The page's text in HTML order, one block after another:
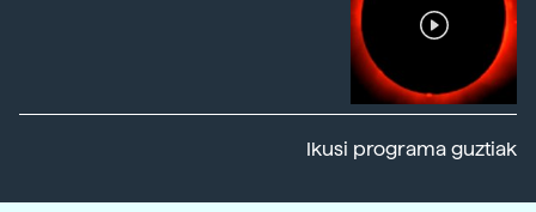
Ikusi programa guztiak